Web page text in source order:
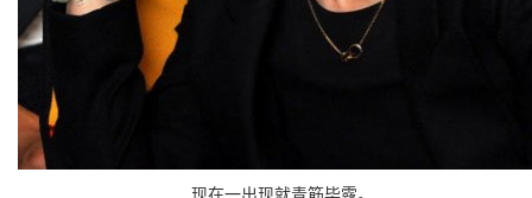
现在一出现就青筋毕露。